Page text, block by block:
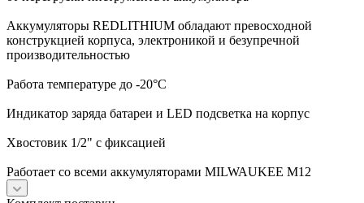
Аккумуляторы REDLITHIUM обладают превосходной
конструкцией корпуса, электроникой и безупречной
производительностью
Работа температуре до -20°С
Индикатор заряда батареи и LED подсветка на корпус
Хвостовик 1/2" с фиксацией
Работает со всеми аккумуляторами MILWAUKEE M12